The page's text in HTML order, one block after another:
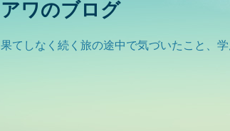
アワのブログ
果てしなく続く旅の途中で気づいたこと、